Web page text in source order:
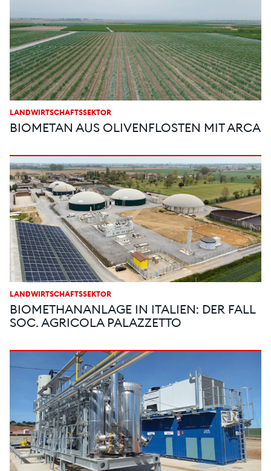
LANDWIRTSCHAFTSSEKTOR
BIOMETAN AUS OLIVENFLOSTEN MIT ARCA
LANDWIRTSCHAFTSSEKTOR
BIOMETHANANLAGE IN ITALIEN: DER FALL
SOC. AGRICOLA PALAZZETTO